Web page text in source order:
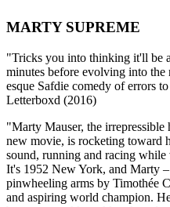
MARTY SUPREME
"Tricks you into thinking it'll be
minutes before evolving into the
esque Safdie comedy of errors
Letterboxd (2016)
"Marty Mauser, the
new movie, is rocketing toward
sound, running and racing
It's 1952 New York, and Marty
pinwheeling arms by Timothée
and aspiring world champion.